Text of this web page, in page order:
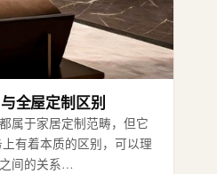
全屋定制区别
属于家居定制范畴，但它
有着本质的区别，可以理
间的关系…